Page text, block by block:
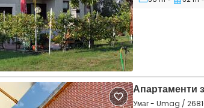
Next
Апартаменти
Умаг - Umag /